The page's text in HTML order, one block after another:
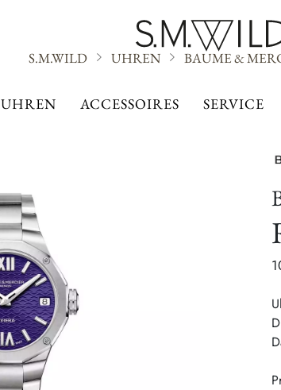
UHREN ACCESSOIRES SERVICE
S.M.WILD UHREN BAUME &